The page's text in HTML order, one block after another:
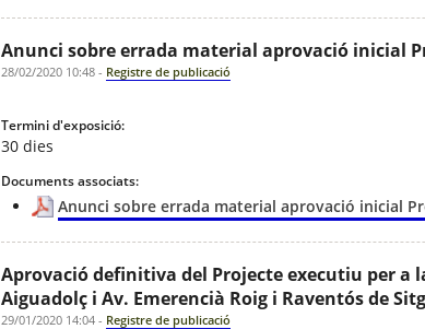
Anunci sobre errada material aprovació inicial
28/02/2020 10:48 - Registre de publicació
Termini d'exposició:
30 dies
Documents associats:
Anunci sobre errada material aprovació inicial
Aprovació definitiva del Projecte executiu per a
Aiguadolç i Av. Emerencià Roig i Raventós de
29/01/2020 14:04 - Registre de publicació